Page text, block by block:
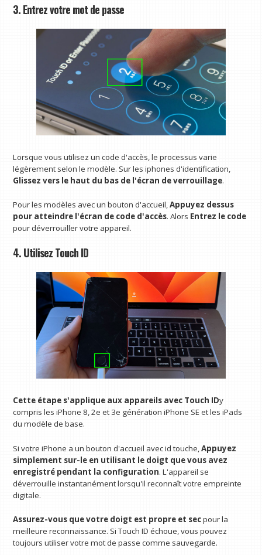
3. Entrez votre mot de passe
Lorsque vous utilisez un code d'accès, le processus varie
légèrement selon le modèle. Sur les iphones d'identification,
Glissez vers le haut du bas de l'écran de verrouillage.
Pour les modèles avec un bouton d'accueil,Appuyez dessus
pour atteindre l'écran de code d'accès. Alors Entrez le code
pour déverrouiller votre appareil.
4. Utilisez Touch ID
Cette étape s'applique aux appareils avec Touch IDy
compris les iPhone 8, 2e et 3e génération iPhone SE et les iPads
du modèle de base.
Si votre iPhone a un bouton d'accueil avec id touche,Appuyez
simplement sur-le en utilisant le doigt que vous avez
enregistré pendant la configuration. L'appareil se
déverrouille instantanément lorsqu'il reconnaît votre empreinte
digitale.
Assurez-vous que votre doigt est propre et secpour la
meilleure reconnaissance. Si Touch ID échoue, vous pouvez
toujours utiliser votre mot de passe comme sauvegarde.